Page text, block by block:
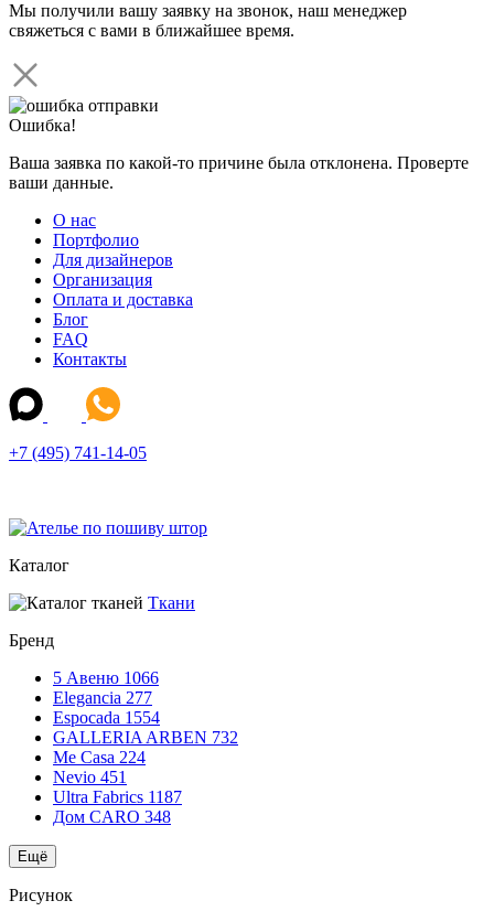
Мы получили вашу заявку на звонок, наш менеджер
свяжеться с вами в ближайшее время.
Ошибка!
Ваша заявка по какой-то причине была отклонена. Проверте
ваши данные.
О нас
Портфолио
Для дизайнеров
Организация
Оплата и доставка
Блог
FAQ
Контакты
+7 (495) 741-14-05
Каталог
Ткани
Бренд
5 Авеню 1066
Elegancia 277
Espocada 1554
GALLERIA ARBEN 732
Me Casa 224
Nevio 451
Ultra Fabrics 1187
Дом CARO 348
Ещё
Рисунок